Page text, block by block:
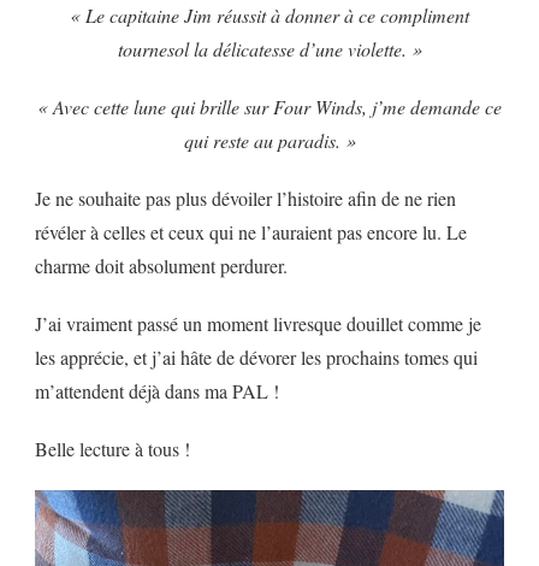
« Le capitaine Jim réussit à donner à ce compliment
tournesol la délicatesse d’une violette. »
« Avec cette lune qui brille sur Four Winds, j’me demande ce
qui reste au paradis. »
Je ne souhaite pas plus dévoiler l’histoire afin de ne rien
révéler à celles et ceux qui ne l’auraient pas encore lu. Le
charme doit absolument perdurer.
J’ai vraiment passé un moment livresque douillet comme je
les apprécie, et j’ai hâte de dévorer les prochains tomes qui
m’attendent déjà dans ma PAL !
Belle lecture à tous !